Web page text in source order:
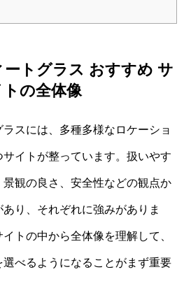
ートグラス おすすめ サ
トの全体像
スには、多種多様なロケーショ
イトが整っています。扱いやす
観の良さ、安全性などの観点か
り、それぞれに強みがありま
トの中から全体像を理解して、
べるようになることがまず重要